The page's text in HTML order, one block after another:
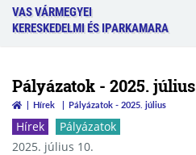
VAS VÁRMEGYEI
KERESKEDELMI ÉS IPARKAMARA
Pályázatok - 2025. július
Hírek Pályázatok - 2025. július
Hírek
Pályázatok
2025. július 10.